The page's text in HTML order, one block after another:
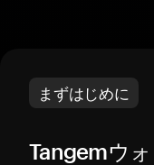
まずはじめに
Tangemウ